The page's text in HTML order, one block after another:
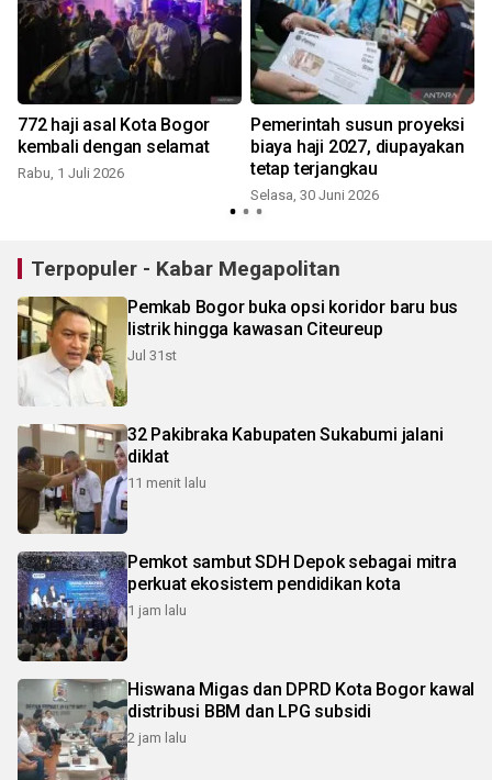
772 haji asal Kota Bogor
kembali dengan selamat
Rabu, 1 Juli 2026
Pemerintah susun proyeksi
biaya haji 2027, diupayakan
tetap terjangkau
Selasa, 30 Juni 2026
Terpopuler - Kabar Megapolitan
Pemkab Bogor buka opsi koridor baru bus
listrik hingga kawasan Citeureup
Jul 31st
32 Pakibraka Kabupaten Sukabumi jalani
diklat
11 menit lalu
Pemkot sambut SDH Depok sebagai mitra
perkuat ekosistem pendidikan kota
1 jam lalu
Hiswana Migas dan DPRD Kota Bogor kawal
distribusi BBM dan LPG subsidi
2 jam lalu